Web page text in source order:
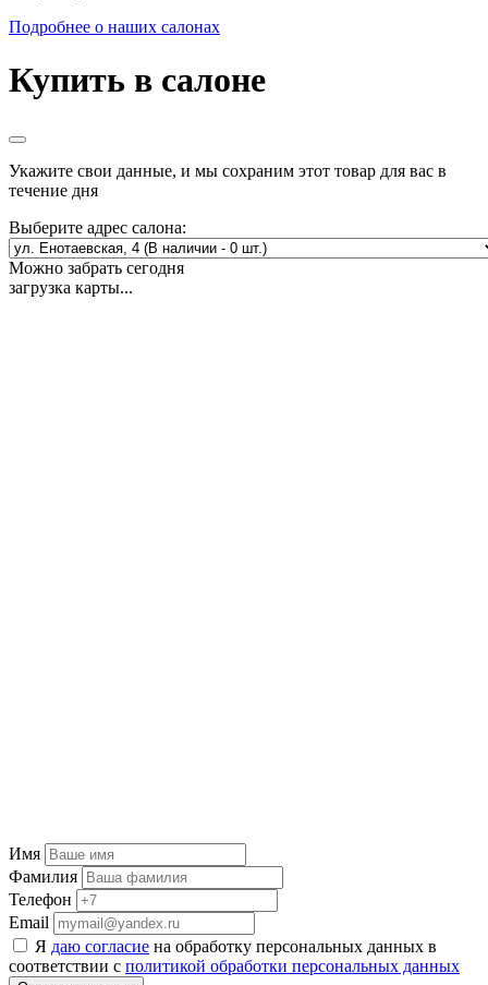
Подробнее о наших салонах
Купить в салоне
Укажите свои данные, и мы сохраним этот товар для вас в
течение дня
Выберите адрес салона:
Можно забрать сегодня
загрузка карты...
Имя
Фамилия
Телефон
Email
Я даю согласие на обработку персональных данных в
соответствии с политикой обработки персональных данных